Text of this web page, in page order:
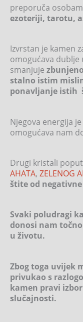
preporuča
ezoteriji, tarotu,
Izvrstan je kamen
omogućava dublje
smanjuje
stalno istim
ponavljanje istih
Njegova energija
omogućava nam
Drugi kristali poput
AHATA, ZELENOG
štite od
Svaki poludragi
donosi nam
u životu.
Zbog toga uvijek
privukao s
kamen pravi
slučajnosti.